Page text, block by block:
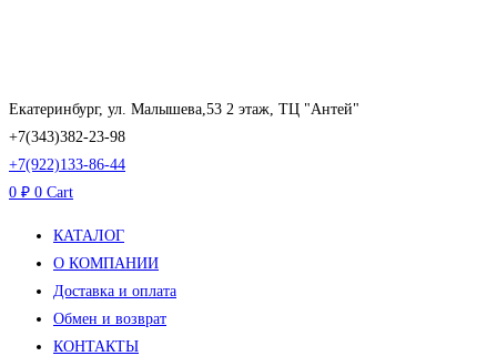
Екатеринбург, ул. Малышева,53 2 этаж, ТЦ "Антей"
+7(343)382-23-98
+7(922)133-86-44
0 ₽ 0 Cart
КАТАЛОГ
О КОМПАНИИ
Доставка и оплата
Обмен и возврат
КОНТАКТЫ